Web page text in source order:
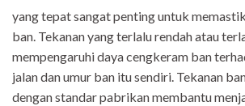
yang tepat sangat penting untuk
ban. Tekanan yang terlalu rendah atau
mempengaruhi daya cengkeram ban
jalan dan umur ban itu sendiri. Tekanan
dengan standar pabrikan membantu